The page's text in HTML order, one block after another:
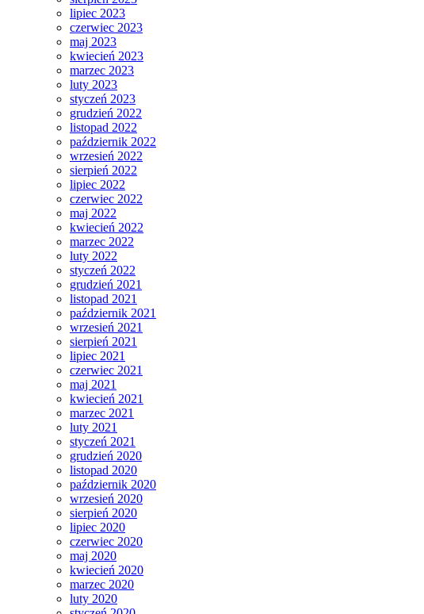
lipiec 2023
czerwiec 2023
maj 2023
kwiecień 2023
marzec 2023
luty 2023
styczeń 2023
grudzień 2022
listopad 2022
październik 2022
wrzesień 2022
sierpień 2022
lipiec 2022
czerwiec 2022
maj 2022
kwiecień 2022
marzec 2022
luty 2022
styczeń 2022
grudzień 2021
listopad 2021
październik 2021
wrzesień 2021
sierpień 2021
lipiec 2021
czerwiec 2021
maj 2021
kwiecień 2021
marzec 2021
luty 2021
styczeń 2021
grudzień 2020
listopad 2020
październik 2020
wrzesień 2020
sierpień 2020
lipiec 2020
czerwiec 2020
maj 2020
kwiecień 2020
marzec 2020
luty 2020